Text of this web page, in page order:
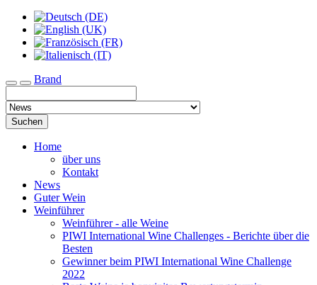
Toggle navigation
Brand
Suchen
Home
über uns
Kontakt
News
Guter Wein
Weinführer
Weinführer - alle Weine
PIWI International Wine Challenges - Berichte über die
Besten
Gewinner beim PIWI International Wine Challenge
2022